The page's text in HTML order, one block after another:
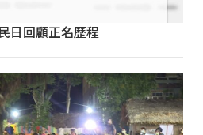
日回顧正名歷程